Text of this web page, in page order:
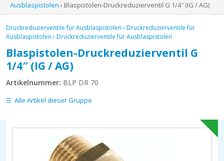
Ausblaspistolen › Blaspistolen-Druckreduzierventil G 1/4″ (IG / AG)
Druckreduzierventile für Ausblaspistolen › Druckreduzierventile für
Ausblaspistolen › Druckreduzierventile für Ausblaspistolen
Blaspistolen-Druckreduzierventil G
1/4″ (IG / AG)
Artikelnummer: BLP DR 70
Alle Artikel dieser Gruppe